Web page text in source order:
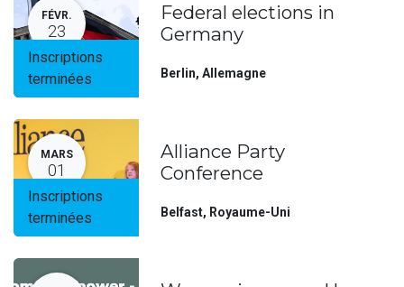
FÉVR.
23
Inscriptions
terminées
Federal elections in
Germany
Berlin,Allemagne
MARS
01
Inscriptions
terminées
Alliance Party
Conference
Belfast, Royaume-Uni